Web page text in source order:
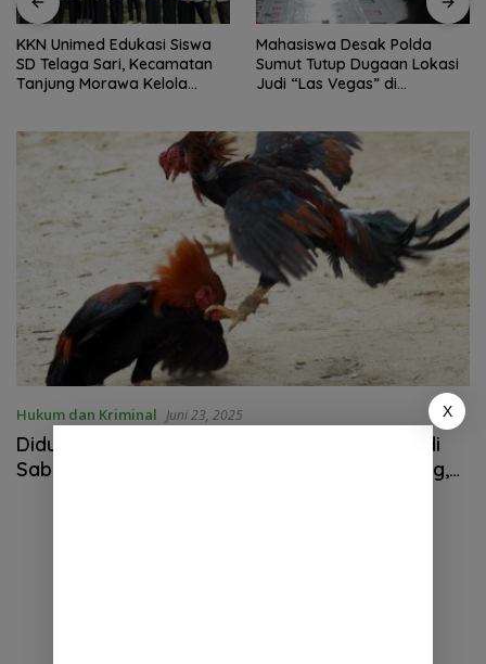
Mahasiswa Desak Polda
Sumut Tutup Dugaan Lokasi
Judi “Las Vegas” di
Praktik Perjudian Dadu putar
dan tembak ikan, marak
Binjai, Mahasiswa Desak
Hukum dan Kriminal Juni 23, 2025
Diduga Menerima Setoran dari Pengelola Judi
Sabung Ayam dan Dadu Samkwan di Balarang,
X